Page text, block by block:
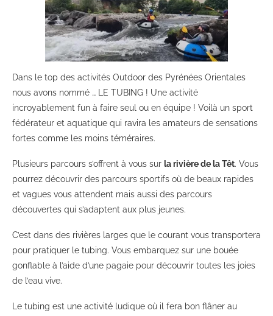
Dans le top des activités Outdoor des Pyrénées Orientales
nous avons nommé … LE TUBING ! Une activité
incroyablement fun à faire seul ou en équipe ! Voilà un sport
fédérateur et aquatique qui ravira les amateurs de sensations
fortes comme les moins téméraires.
Plusieurs parcours s’offrent à vous sur la rivière de la Têt. Vous
pourrez découvrir des parcours sportifs où de beaux rapides
et vagues vous attendent mais aussi des parcours
découvertes qui s’adaptent aux plus jeunes.
C’est dans des rivières larges que le courant vous transportera
pour pratiquer le tubing. Vous embarquez sur une bouée
gonflable à l’aide d’une pagaie pour découvrir toutes les joies
de l’eau vive.
Le tubing est une activité ludique où il fera bon flâner au